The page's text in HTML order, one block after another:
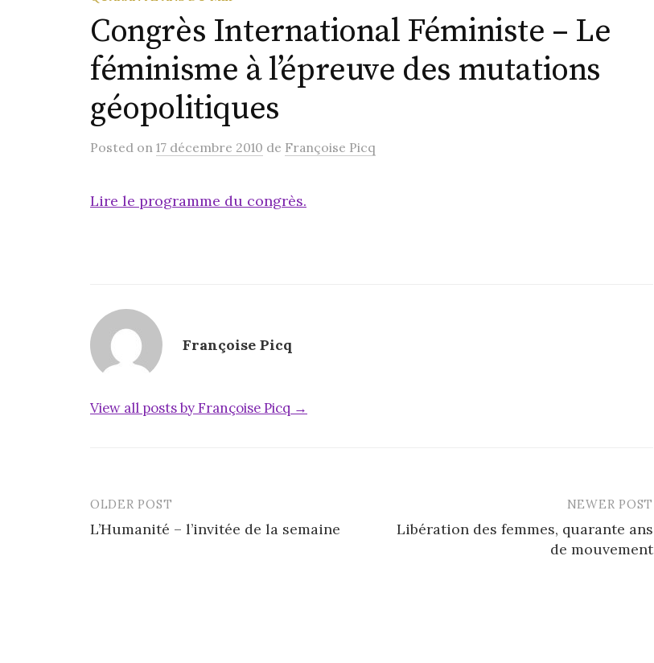
Congrès International Féministe – Le
féminisme à l’épreuve des mutations
géopolitiques
Posted on 17 décembre 2010 de Françoise Picq
Lire le programme du congrès.
Françoise Picq
View all posts by Françoise Picq →
Post
navigation
OLDER POST
L’Humanité – l’invitée de la semaine
NEWER POST
Libération des femmes, quarante ans
de mouvement